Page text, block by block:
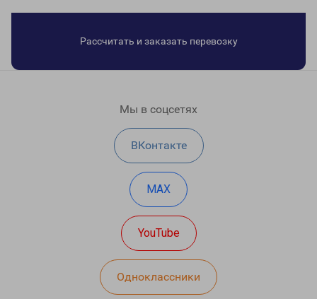
Рассчитать и заказать перевозку
Мы в соцсетях
ВКонтакте
MAX
YouTube
Одноклассники